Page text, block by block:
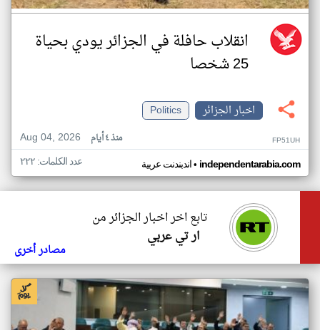
انقلاب حافلة في الجزائر يودي بحياة
25 شخصا
اخبار الجزائر
Politics
Aug 04, 2026
منذ ٤ أيام FP51UH
اندبندنت عربية• independentarabia.com عدد الكلمات: ٢٢٢
تابع اخر اخبار الجزائر من
ار تي عربي
مصادر أخرى